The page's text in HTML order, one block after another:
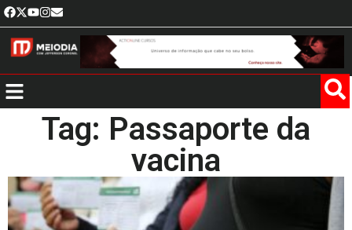
Tag: Passaporte da
vacina